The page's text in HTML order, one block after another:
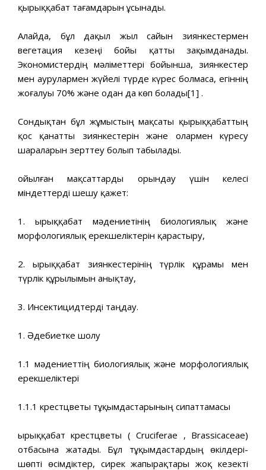
қырыққабат тағамдарын ұсынады.
Алайда, бұл дақыл жыл сайын зиянкестермен
вегетация кезеңі бойы қатты зақымданады.
Экономистердің мәліметтері бойынша, зиянкестер
мен аурулармен жүйелі түрде күрес болмаса, егіннің
жоғалуы 70% және одан да көп болады[1] .
Сондықтан бұл жұмыстың мақсаты қырыққабаттың
қос қанатты зиянкестерін және олармен күресу
шараларын зерттеу болып табылады.
Қойылған мақсаттарды орындау үшін келесі
міндеттерді шешу қажет:
1. Қырыққабат мәдениетінің биологиялық және
морфологиялық ерекшеліктерін қарастыру,
2. Қырыққабат зиянкестерінің түрлік құрамы мен
түрлік құрылымын анықтау,
3. Инсектицидтерді таңдау.
1. Әдебиетке шолу
1.1 мәдениеттің биологиялық және морфологиялық
ерекшеліктері
1.1.1 крестцветы тұқымдастарының сипаттамасы
Қырыққабат крестцветы ( Cruciferae , Brassicaceae)
отбасына жатады. Бұл тұқымдастардың өкілдері-
шөпті өсімдіктер, сирек жапырақтары жоқ кезекті